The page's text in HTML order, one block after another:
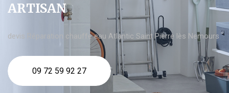
ARTISAN
devis Réparation chauffe eau Atlantic Saint Pierre lès Nemours
09 72 59 92 27